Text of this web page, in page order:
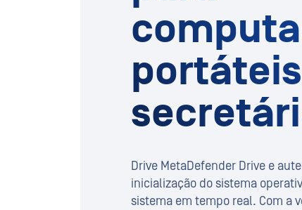
Drive MetaDefender Drive e
inicialização do sistema
sistema em tempo real. Com a